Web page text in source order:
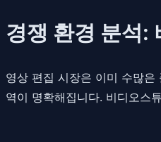
경쟁 환경 분석:
영상 편집 시장은 이미 수많
역이 명확해집니다. 비디오스